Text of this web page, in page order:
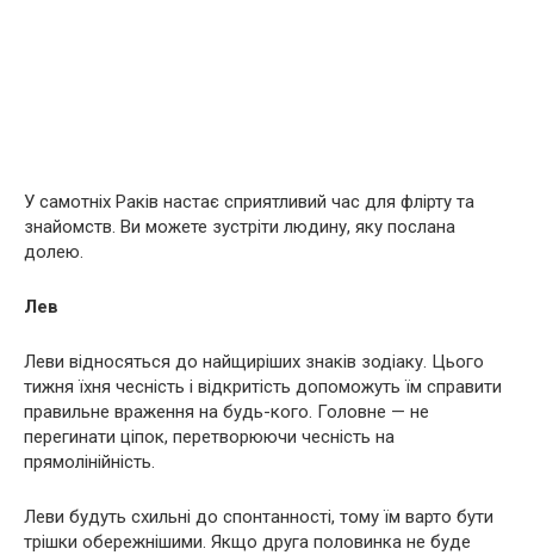
У самотніх Раків настає сприятливий час для флірту та
знайомств. Ви можете зустріти людину, яку послана
долею.
Лев
Леви відносяться до найщиріших знаків зодіаку. Цього
тижня їхня чесність і відкритість допоможуть їм справити
правильне враження на будь-кого. Головне — не
перегинати ціпок, перетворюючи чесність на
прямолінійність.
Леви будуть схильні до спонтанності, тому їм варто бути
трішки обережнішими. Якщо друга половинка не буде